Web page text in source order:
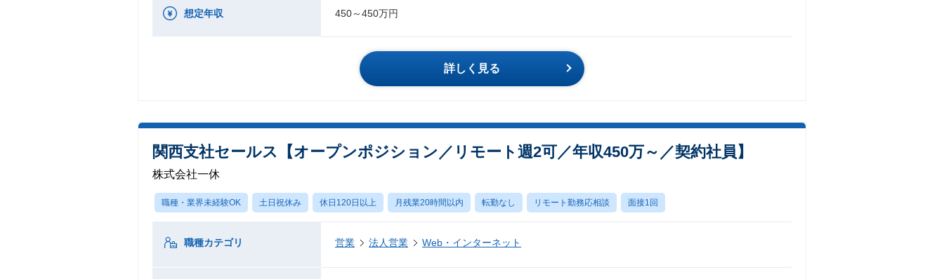
想定年収 450～450万円
詳しく見る
関西支社セールス【オープンポジション／リモート週2可／年収450万～／契約社員】
株式会社一休
職種・業界未経験OK 土日祝休み 休日120日以上 月残業20時間以内 転勤なし リモート勤務応相談 面接1回
職種カテゴリ 営業 法人営業 Web・インターネット